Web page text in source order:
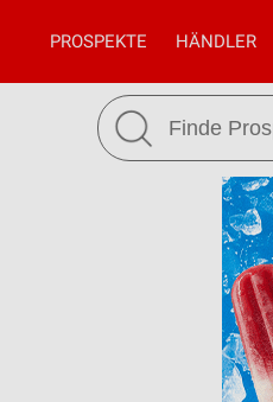
PROSPEKTE HÄNDLER